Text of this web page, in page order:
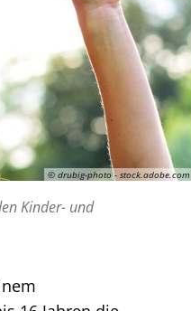
© drubig-photo - stock.adobe.com
Kinder- und